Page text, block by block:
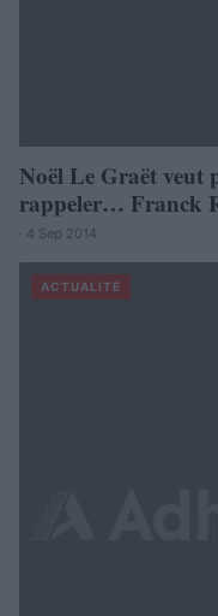
Noël Le Graët veut
rappeler… Franck
· 4 Sep 2014
ACTUALITÉ